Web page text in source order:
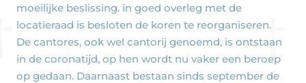
moeilijke beslissing. in goed overleg met de
locatieraad is besloten de koren te reorganiseren.
De cantores, ook wel cantorij genoemd, is ontstaan
in de coronatijd, op hen wordt nu vaker een beroep
op gedaan. Daarnaast bestaan sinds september de